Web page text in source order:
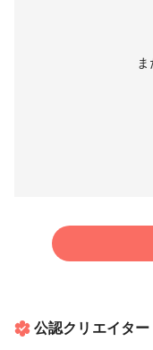
公認クリエイター